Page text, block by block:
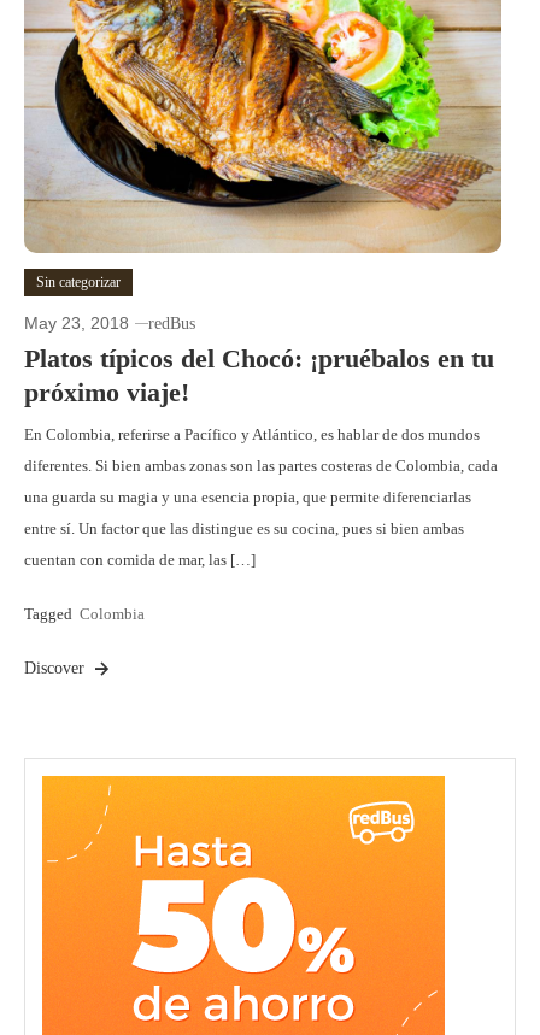
Sin categorizar
May 23, 2018 redBus
Platos típicos del Chocó: ¡pruébalos en tu
próximo viaje!
En Colombia, referirse a Pacífico y Atlántico, es hablar de dos mundos
diferentes. Si bien ambas zonas son las partes costeras de Colombia, cada
una guarda su magia y una esencia propia, que permite diferenciarlas
entre sí. Un factor que las distingue es su cocina, pues si bien ambas
cuentan con comida de mar, las […]
Tagged Colombia
Discover